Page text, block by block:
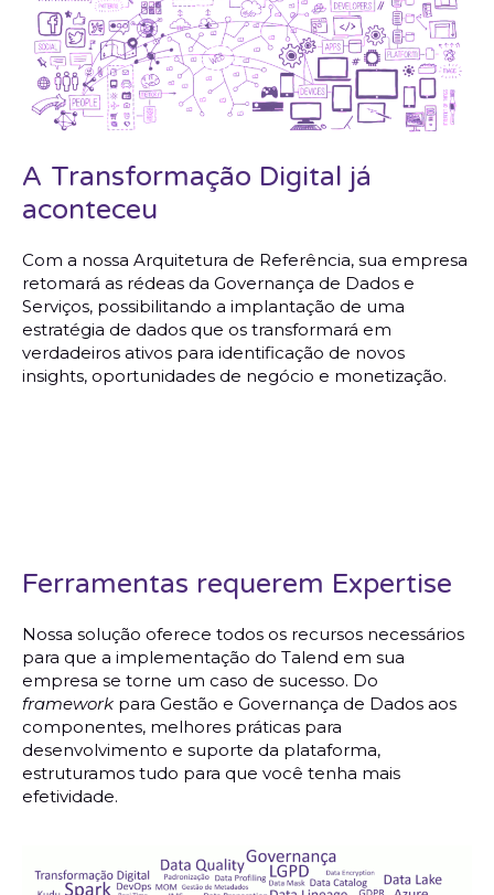
A Transformação Digital já
aconteceu
Com a nossa Arquitetura de Referência, sua empresa
retomará as rédeas da Governança de Dados e
Serviços, possibilitando a implantação de uma
estratégia de dados que os transformará em
verdadeiros ativos para identificação de novos
insights, oportunidades de negócio e monetização.
Ferramentas requerem Expertise
Nossa solução oferece todos os recursos necessários
para que a implementação do Talend em sua
empresa se torne um caso de sucesso. Do
framework para Gestão e Governança de Dados aos
componentes, melhores práticas para
desenvolvimento e suporte da plataforma,
estruturamos tudo para que você tenha mais
efetividade.